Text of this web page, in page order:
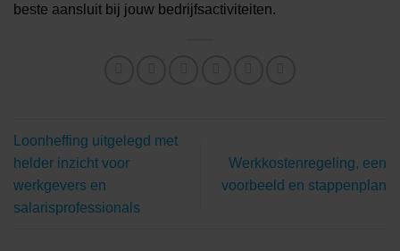
beste aansluit bij jouw bedrijfsactiviteiten.
Loonheffing uitgelegd met
helder inzicht voor
werkgevers en
salarisprofessionals
Werkkostenregeling, een
voorbeeld en stappenplan